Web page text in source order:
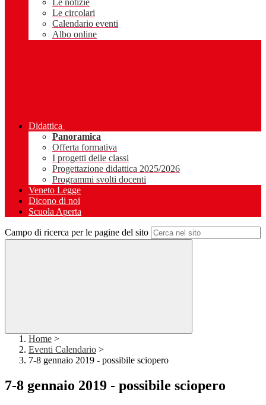
Le notizie
Le circolari
Calendario eventi
Albo online
Didattica
Panoramica
Offerta formativa
I progetti delle classi
Progettazione didattica 2025/2026
Programmi svolti docenti
Veneto Legge
Dicono di noi
Scuola Aperta
Campo di ricerca per le pagine del sito
Home >
Eventi Calendario >
7-8 gennaio 2019 - possibile sciopero
7-8 gennaio 2019 - possibile sciopero